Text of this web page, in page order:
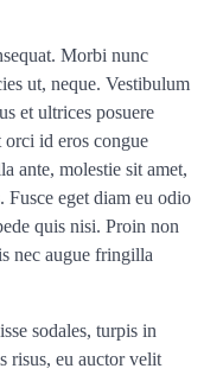
Morbi nunc
ut, neque. Vestibulum
et ultrices posuere
id eros congue
ante, molestie sit amet,
Fusce eget diam eu odio
quis nisi. Proin non
nec augue fringilla
sodales, turpis in
risus, eu auctor velit